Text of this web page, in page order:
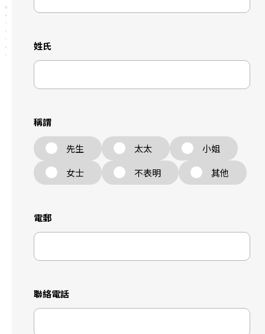
姓氏
稱謂
先生 太太 小姐
女士 不表明 其他
電郵
聯絡電話